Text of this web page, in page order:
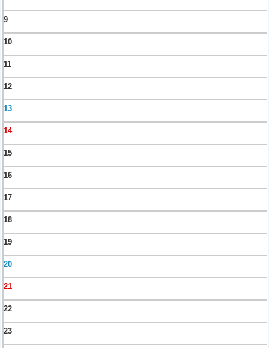
9
10
11
12
13
14
15
16
17
18
19
20
21
22
23